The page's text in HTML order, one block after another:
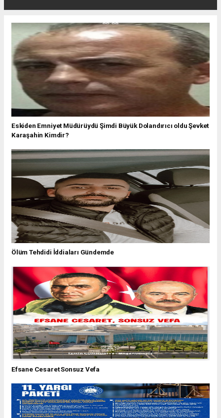
Eskiden Emniyet Müdürüydü Şimdi Büyük Dolandırıcı oldu Şevket
Karaşahin Kimdir?
Ölüm Tehdidi İddiaları Gündemde
Efsane Cesaret Sonsuz Vefa